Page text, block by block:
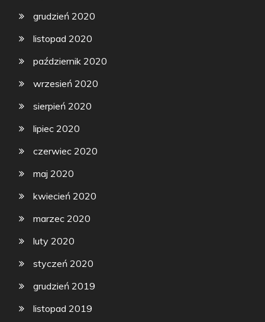
grudzień 2020
listopad 2020
październik 2020
wrzesień 2020
sierpień 2020
lipiec 2020
czerwiec 2020
maj 2020
kwiecień 2020
marzec 2020
luty 2020
styczeń 2020
grudzień 2019
listopad 2019